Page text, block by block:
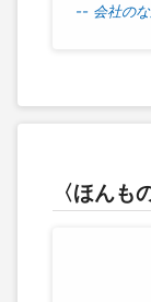
-- 会社の
〈ほんも